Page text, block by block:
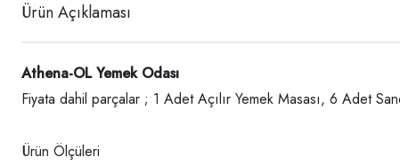
Ürün Açıklaması
Athena-OL Yemek Odası
Fiyata dahil parçalar ; 1 Adet Açılır Yemek Masası, 6 Adet
Ürün Ölçüleri